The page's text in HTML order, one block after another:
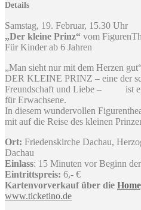
Details
Samstag, 19. Februar, 15.30 Uhr
„Der kleine Prinz“ vom
Für Kinder ab 6 Jahren
„Man sieht nur mit dem Herzen
DER KLEINE PRINZ – eine der
Freundschaft und Liebe – ist
für Erwachsene.
In diesem wundervollen
mit auf die Reise des kleinen
Ort: Friedenskirche Dachau,
Dachau
Einlass: 15 Minuten vor Beginn
Eintrittspreis: 6,- €
Kartenvorverkauf über die
www.ticketino.de